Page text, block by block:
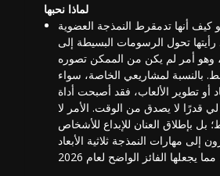
لماذا نحبها
كيف أنها تدمقرط النمذجة العضوية
رأيتها تحول الرسومات البسيطة إلى
وهو أمر لم يكن من الممكن تصوره
بالنسبة لمشاريعي الخاصة، سواء
أو تطوير الألعاب، فقد أصبحت أداة
لي قدرًا لا يصدق من الوقت. الأمر لا
بل بإطلاق العنان للإبداع للأشخاص
إلى مهارات النمذجة ثلاثية الأبعاد